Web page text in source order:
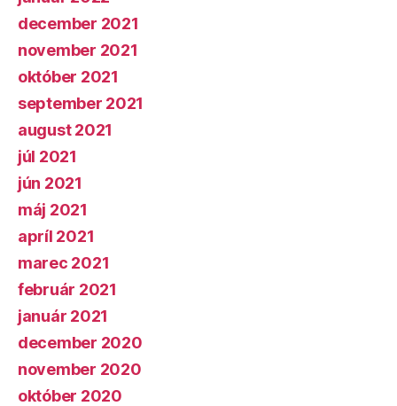
december 2021
november 2021
október 2021
september 2021
august 2021
júl 2021
jún 2021
máj 2021
apríl 2021
marec 2021
február 2021
január 2021
december 2020
november 2020
október 2020